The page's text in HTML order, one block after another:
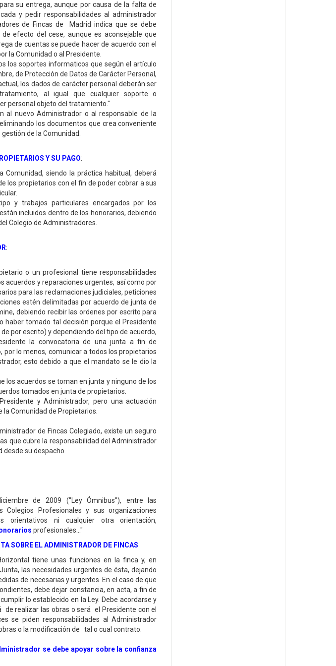
su entrega, aunque por causa de la falta de
y pedir responsabilidades al administrador
de Fincas de Madrid indica que se debe
efecto del cese, aunque es aconsejable que
de cuentas se puede hacer de acuerdo con el
la Comunidad o al Presidente.
los soportes informaticos que según el artículo
de Protección de Datos de Carácter Personal,
los dados de carácter personal deberán ser
al igual que cualquier soporte o
personal objeto del tratamiento."
al nuevo Administrador o al responsable de la
los documentos que crea conveniente
de la Comunidad.
Y SU PAGO:
Comunidad, siendo la práctica habitual, deberá
los propietarios con el fin de poder cobrar a sus
y trabajos particulares encargados por los
incluidos dentro de los honorarios, debiendo
Colegio de Administradores.
:
o un profesional tiene responsabilidades
acuerdos y reparaciones urgentes, así como por
para las reclamaciones judiciales, peticiones
estén delimitadas por acuerdo de junta de
debiendo recibir las ordenes por escrito para
haber tomado tal decisión porque el Presidente
por escrito) y dependiendo del tipo de acuerdo,
la convocatoria de una junta a fin de
por lo menos, comunicar a todos los propietarios
esto debido a que el mandato se le dio la
los acuerdos se toman en junta y ninguno de los
tomados en junta de propietarios.
y Administrador, pero una actuación
la Comunidad de Propietarios.
de Fincas Colegiado, existe un seguro
que cubre la responsabilidad del Administrador
desde su despacho.
de 2009 ("Ley Ómnibus"), entre las
Profesionales y sus organizaciones
orientativos ni cualquier otra orientación,
profesionales..."
SOBRE EL ADMINISTRADOR DE FINCAS
tiene unas funciones en la finca y, en
las necesidades urgentes de ésta, dejando
de necesarias y urgentes. En el caso de que
debe dejar constancia, en acta, a fin de
lo establecido en la Ley. Debe acordarse y
realizar las obras o será el Presidente con el
se piden responsabilidades al Administrador
o la modificación de tal o cual contrato.
se debe apoyar sobre la confianza